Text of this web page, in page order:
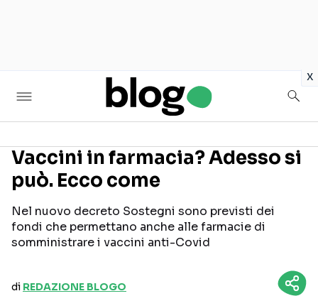
x
Seguici sui social
Vaccini in farmacia? Adesso si
può. Ecco come
Nel nuovo decreto Sostegni sono previsti dei
fondi che permettano anche alle farmacie di
somministrare i vaccini anti-Covid
di REDAZIONE BLOGO